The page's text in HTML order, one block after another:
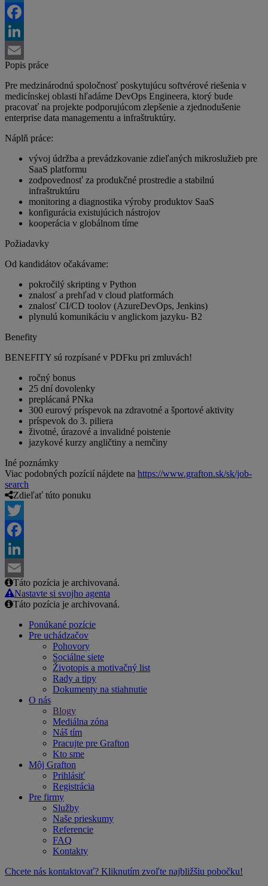
Twitter
Facebook
LinkedIn
Email
Popis práce
Pre medzinárodnú spoločnosť poskytujúcu softvérové riešenia v
medicínskej oblasti hľadáme DevOps Engineera, ktorý bude
pracovať na projekte podporujúcom zlepšenie a zjednodušenie
enterprise data managementu a infraštruktúry.
Náplň práce:
vývoj údržba a prevádzkovanie zdieľaných mikroslužieb pre
SaaS platformu
zodpovednosť za produkčné prostredie a stabilnú
infraštruktúru
monitoring a diagnostika výroby produktov SaaS
konfigurácia existujúcich nástrojov
kooperácia v globálnom tíme
Požiadavky
Od kandidátov očakávame:
pokročilý skripting v Python
znalosť a prehľad v cloud platformách
znalosť CI/CD toolov (AzureDevOps, Jenkins)
plynulú komunikáciu v anglickom jazyku- B2
Benefity
BENEFITY sú rozpísané v PDFku pri zmluvách!
ročný bonus
25 dní dovolenky
preplácaná PNka
300 eurový príspevok na zdravotné a športové aktivity
príspevok do 3. piliera
životné, úrazové a invalidné poistenie
jazykové kurzy angličtiny a nemčiny
Iné poznámky
Viac podobných pozícií nájdete na https://www.grafton.sk/sk/job-
search
Zdieľať túto ponuku
Twitter
Facebook
LinkedIn
Email
Táto pozícia je archivovaná.
Nastavte si svojho agenta
Táto pozícia je archivovaná.
Ponúkané pozície
Pre uchádzačov
Pohovory
Sociálne siete
Životopis a motivačný list
Rady a tipy
Dokumenty na stiahnutie
O nás
Blogy
Mediálna zóna
Náš tím
Pracujte pre Grafton
Kto sme
Môj Grafton
Prihlásiť
Registrácia
Pre firmy
Služby
Naše prieskumy
Referencie
FAQ
Kontakty
Chcete nás kontaktovať? Kliknutím zvoľte najbližšiu pobočku!